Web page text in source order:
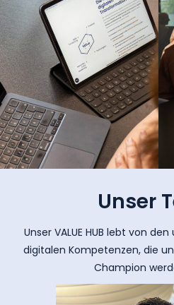
Unser
Unser VALUE HUB lebt von
digitalen Kompetenzen, die
Champion